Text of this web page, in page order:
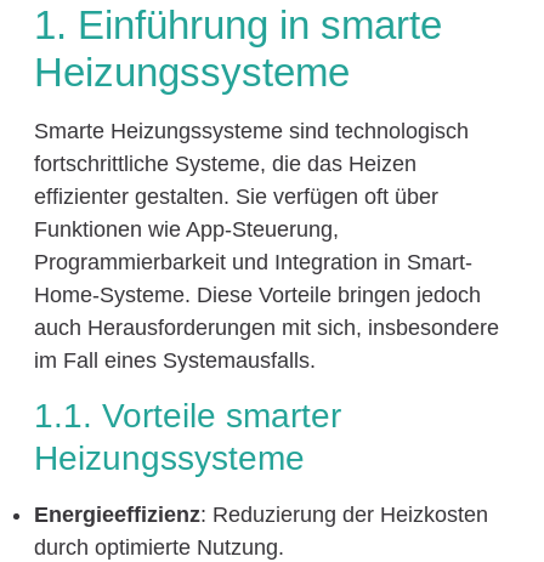
1. Einführung in smarte
Heizungssysteme
Smarte Heizungssysteme sind technologisch
fortschrittliche Systeme, die das Heizen
effizienter gestalten. Sie verfügen oft über
Funktionen wie App-Steuerung,
Programmierbarkeit und Integration in Smart-
Home-Systeme. Diese Vorteile bringen jedoch
auch Herausforderungen mit sich, insbesondere
im Fall eines Systemausfalls.
1.1. Vorteile smarter
Heizungssysteme
Energieeffizienz: Reduzierung der Heizkosten
durch optimierte Nutzung.